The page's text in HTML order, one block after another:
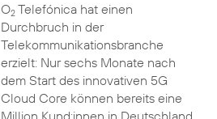
O2Telefónica hat einen
Durchbruch in der
Telekommunikationsbranche
erzielt: Nur sechs Monate nach
dem Start des innovativen 5G
Cloud Core können bereits eine
Million Kund:innen in Deutschland